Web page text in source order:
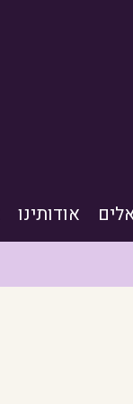
אודותינו